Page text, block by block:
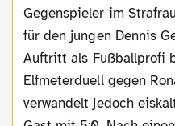
Gegenspieler im
für den jungen Dennis
Auftritt als Fußballprofi
Elfmeterduell gegen
verwandelt jedoch